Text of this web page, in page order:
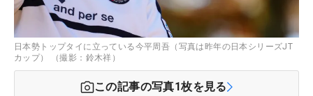
日本勢トップタイに立っている今平周吾（写真は昨年の日本シリーズJT
カップ） （撮影：鈴木祥）
この記事の写真1枚を見る